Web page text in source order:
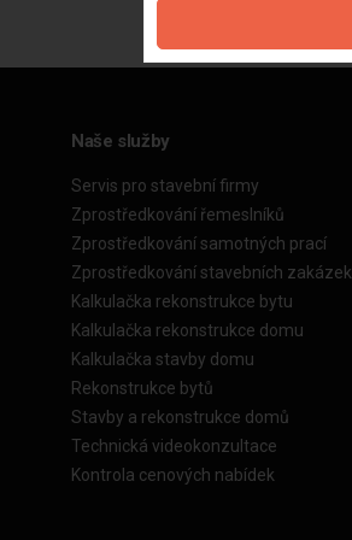
Naše služby
Servis pro stavební firmy
Zprostředkování řemeslníků
Zprostředkování samotných prací
Zprostředkování stavebních zakázek
Kalkulačka rekonstrukce bytu
Kalkulačka rekonstrukce domu
Kalkulačka stavby domu
Rekonstrukce bytů
Stavby a rekonstrukce domů
Technická videokonzultace
Kontrola cenových nabídek